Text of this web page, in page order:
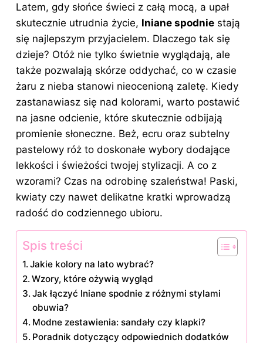
c
e
b
o
o
k
er
e
st
k
e
dI
n
k
o
p
d
di
t
m
bl
r
Latem, gdy słońce świeci z całą mocą, a upał
skutecznie utrudnia życie, lniane spodnie stają
się najlepszym przyjacielem. Dlaczego tak się
dzieje? Otóż nie tylko świetnie wyglądają, ale
także pozwalają skórze oddychać, co w czasie
żaru z nieba stanowi nieocenioną zaletę. Kiedy
zastanawiasz się nad kolorami, warto postawić
na jasne odcienie, które skutecznie odbijają
promienie słoneczne. Beż, ecru oraz subtelny
pastelowy róż to doskonałe wybory dodające
lekkości i świeżości twojej stylizacji. A co z
wzorami? Czas na odrobinę szaleństwa! Paski,
kwiaty czy nawet delikatne kratki wprowadzą
radość do codziennego ubioru.
Spis treści
Jakie kolory na lato wybrać?
Wzory, które ożywią wygląd
Jak łączyć lniane spodnie z różnymi stylami
obuwia?
Modne zestawienia: sandały czy klapki?
Poradnik dotyczący odpowiednich dodatków